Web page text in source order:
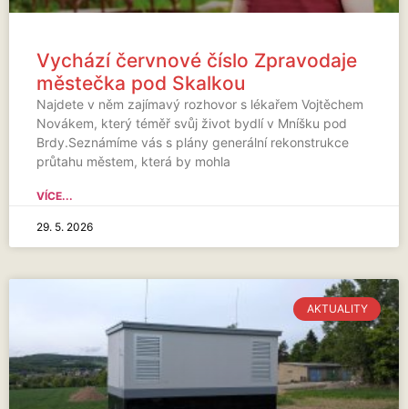
Vychází červnové číslo Zpravodaje
městečka pod Skalkou
Najdete v něm zajímavý rozhovor s lékařem Vojtěchem
Novákem, který téměř svůj život bydlí v Mníšku pod
Brdy.Seznámíme vás s plány generální rekonstrukce
průtahu městem, která by mohla
VÍCE...
29. 5. 2026
AKTUALITY